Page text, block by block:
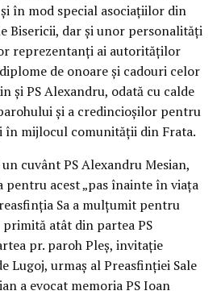
în mod special asociaţiilor din
Bisericii, dar şi unor personalităţi
reprezentanţi ai autorităţilor
de onoare şi cadouri celor
şi PS Alexandru, odată cu calde
şi a credincioşilor pentru
în mijlocul comunităţii din Frata.
cuvânt PS Alexandru Mesian,
acest „pas înainte în viaţa
Sa a mulţumit pentru
atât din partea PS
pr. paroh Pleş, invitaţie
Lugoj, urmaş al Preasfinţiei Sale
a evocat memoria PS Ioan